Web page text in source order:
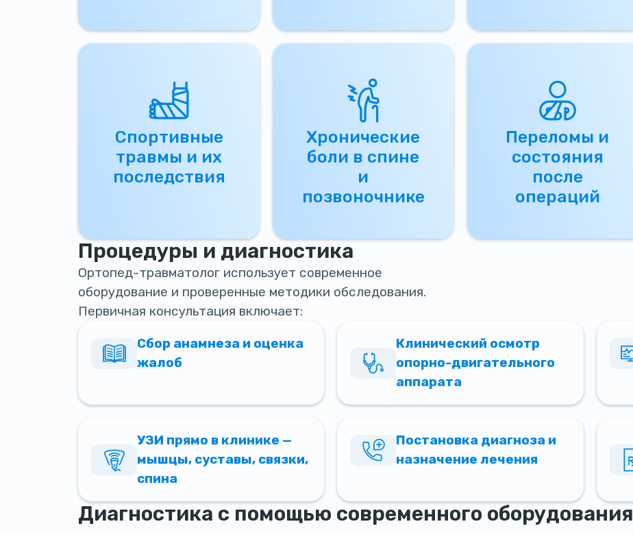
Спортивные
травмы и их
последствия
Хронические
боли в спине
и
позвоночнике
Переломы и
состояния
после
операций
Процедуры и диагностика
Ортопед-травматолог использует современное
оборудование и проверенные методики обследования.
Первичная консультация включает:
Сбор анамнеза и оценка
жалоб
Клинический осмотр
опорно-двигательного
аппарата
УЗИ прямо в клинике —
мышцы, суставы, связки,
спина
Постановка диагноза и
назначение лечения
Диагностика с помощью современного оборудования